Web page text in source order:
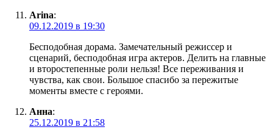
Arina:
09.12.2019 в 19:30
Бесподобная дорама. Замечательный режиссер и
сценарий, бесподобная игра актеров. Делить на главные
и второстепенные роли нельзя! Все переживания и
чувства, как свои. Большое спасибо за пережитые
моменты вместе с героями.
Анна:
25.12.2019 в 21:58